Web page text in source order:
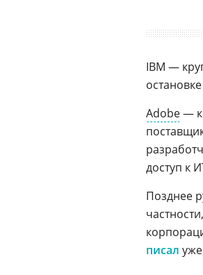
IBM —
Adobe—
доступ к
Позднее
писал